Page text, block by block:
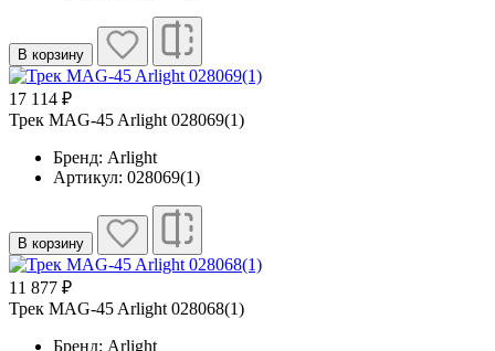
В корзину
17 114 ₽
Трек MAG-45 Arlight 028069(1)
Бренд: Arlight
Артикул: 028069(1)
В корзину
11 877 ₽
Трек MAG-45 Arlight 028068(1)
Бренд: Arlight